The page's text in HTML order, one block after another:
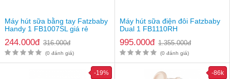
Bước 7: Lắp matxa Silicon vào đầu bộ phễu hút
Bước 8: Đặt nắp chụp màng Silicon bên trên bộ phễu chụp
vú
Máy hút sữa bằng tay Fatzbaby
Handy 1 FB1007SL giá rẻ
244.000đ 316.000đ
(0 đánh giá)
Máy hút sữa điện đôi Fatzbaby
Dual 1 FB1110RH
995.000đ 1.355.000đ
(0 đánh giá)
-19% -86k